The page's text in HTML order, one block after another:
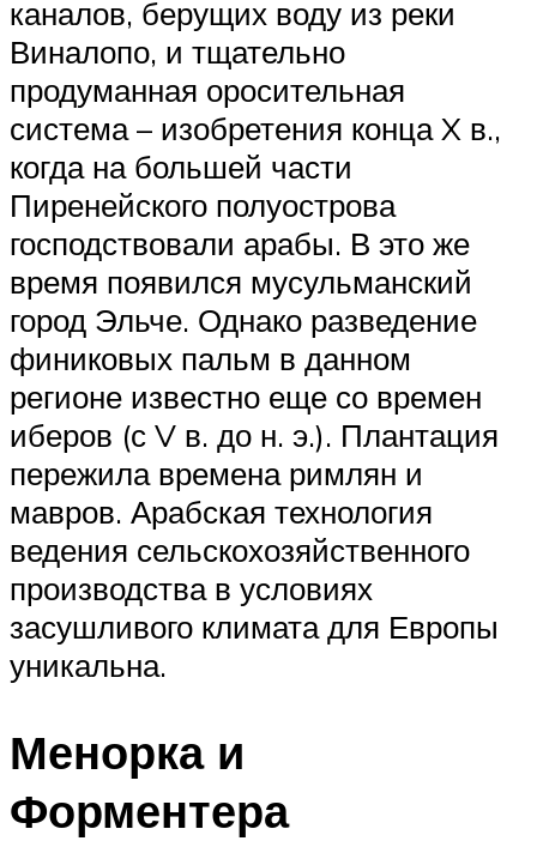
каналов, берущих воду из реки
Виналопо, и тщательно
продуманная оросительная
система – изобретения конца X в.,
когда на большей части
Пиренейского полуострова
господствовали арабы. В это же
время появился мусульманский
город Эльче. Однако разведение
финиковых пальм в данном
регионе известно еще со времен
иберов (с V в. до н. э.). Плантация
пережила времена римлян и
мавров. Арабская технология
ведения сельскохозяйственного
производства в условиях
засушливого климата для Европы
уникальна.
Менорка и
Форментера